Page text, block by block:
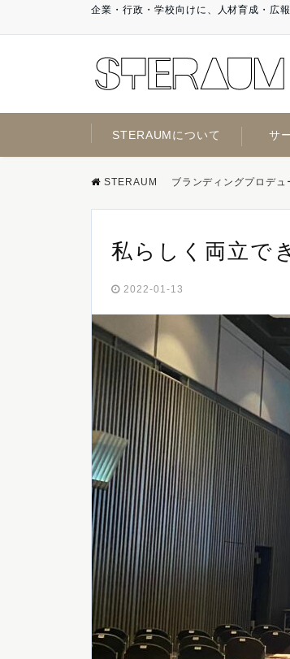
企業・行政・学校向けに、人材育成・広
STERAUMについて サ
STERAUM ブランディングプロデュ
私らしく両立で
2022-01-13